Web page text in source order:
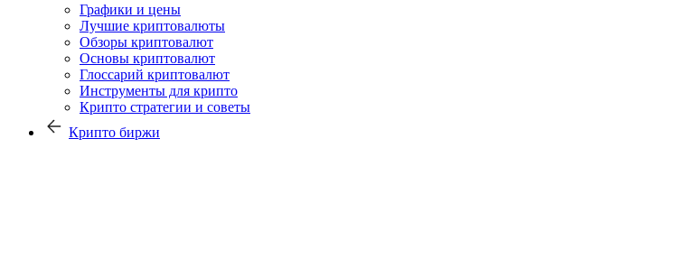
Графики и цены
Лучшие криптовалюты
Обзоры криптовалют
Основы криптовалют
Глоссарий криптовалют
Инструменты для крипто
Крипто стратегии и советы
Крипто биржи